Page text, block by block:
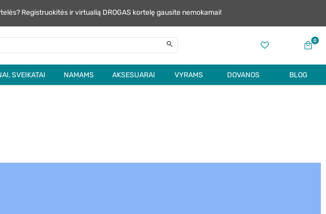
Registruokitės ir virtualią DROGAS kortelę gausite nemokamai!
0
SVEIKATAI NAMAMS AKSESUARAI VYRAMS DOVANOS BLOG